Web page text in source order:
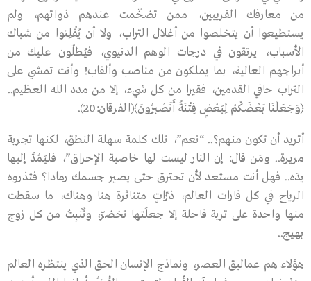
من معارفك القريبين، ممن تضخّمت عندهم ذواتهم، ولم
يستطيعوا أن يتخلصوا من أغلال التراب، ولا أن يُفْلِتوا من شباك
الأسباب، يرتقون في درجات الوهم الدنيوي، فيُطلّون عليك من
أبراجهم العالية، بما يملكون من مناصب وألقاب! وأنت تمشي على
التراب حافي القدمين، فقيرا من كل شيء، إلا من مدد الله العظيم..
﴿وَجَعَلْنَا بَعْضَكُمْ لِبَعْضٍ فِتْنَةً أَتَصْبِرُونَ﴾(الفرقان:20).
أتريد أن تكون منهم؟.. “نعم”، تلك كلمة سهلة النطق، لكنها تجربة
مريرة.. ومَن قال: إن النار ليست لها خاصية الإحراق”، فليَمُدَّ إليها
يدَه.. فهل أنت مستعد لأن تحترق حتى يصير جسمك رمادا؟ فتذروه
الرياح في كل قارات العالم، ذرّاتٍ متناثرة هنا وهناك، ما سقطت
منها واحدة على تربة قاحلة إلا جعلَتها تخضرّ، وتُنْبِتُ من كل زوج
بهيج..
هؤلاء هم عماليق العصر، ونماذج الإنسان الحق الذي ينتظره العالم